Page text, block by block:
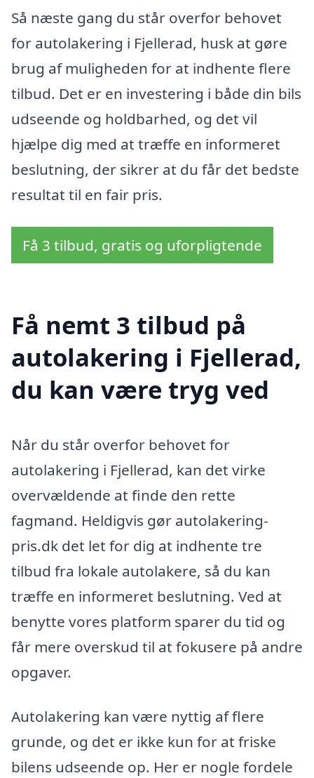
Så næste gang du står overfor behovet
for autolakering i Fjellerad, husk at gøre
brug af muligheden for at indhente flere
tilbud. Det er en investering i både din bils
udseende og holdbarhed, og det vil
hjælpe dig med at træffe en informeret
beslutning, der sikrer at du får det bedste
resultat til en fair pris.
Få 3 tilbud, gratis og uforpligtende
Få nemt 3 tilbud på
autolakering i Fjellerad,
du kan være tryg ved
Når du står overfor behovet for
autolakering i Fjellerad, kan det virke
overvældende at finde den rette
fagmand. Heldigvis gør autolakering-
pris.dk det let for dig at indhente tre
tilbud fra lokale autolakere, så du kan
træffe en informeret beslutning. Ved at
benytte vores platform sparer du tid og
får mere overskud til at fokusere på andre
opgaver.
Autolakering kan være nyttig af flere
grunde, og det er ikke kun for at friske
bilens udseende op. Her er nogle fordele